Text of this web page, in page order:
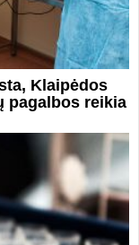
Klaipėdos
pagalbos reikia